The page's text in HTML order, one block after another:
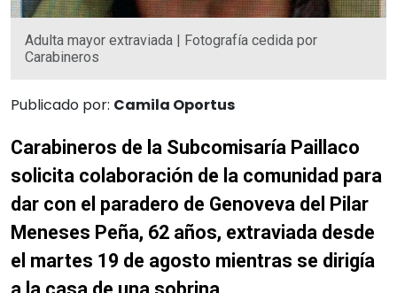
Adulta mayor extraviada | Fotografía cedida por
Carabineros
Publicado por: Camila Oportus
Carabineros de la Subcomisaría Paillaco
solicita colaboración de la comunidad para
dar con el paradero de Genoveva del Pilar
Meneses Peña, 62 años, extraviada desde
el martes 19 de agosto mientras se dirigía